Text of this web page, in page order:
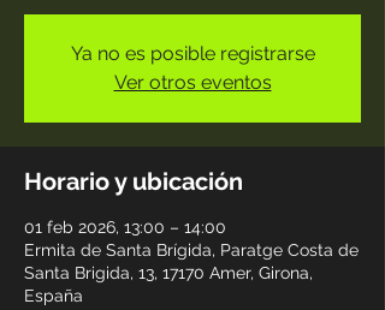
Ya no es posible registrarse
Ver otros eventos
Horario y ubicación
01 feb 2026, 13:00 – 14:00
Ermita de Santa Brígida, Paratge Costa de
Santa Brigida, 13, 17170 Amer, Girona,
España